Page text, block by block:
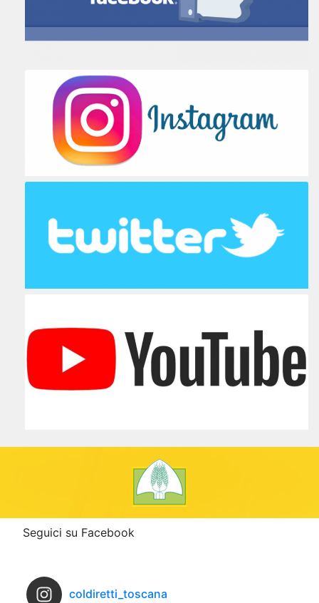
Seguici su Facebook
coldiretti_toscana